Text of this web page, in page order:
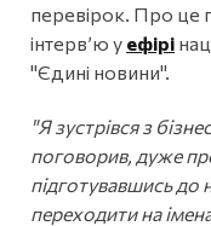
перевірок. Про це
інтервʼю у ефірі
"Єдині новини".
"Я зустрівся з
поговорив, дуже
підготувавшись до
переходити на